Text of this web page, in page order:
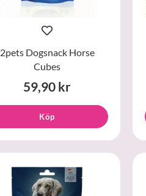
2pets Dogsnack Horse
Cubes
59,90 kr
Köp